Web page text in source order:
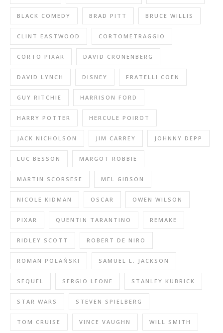
BLACK COMEDY BRAD PITT BRUCE WILLIS
CLINT EASTWOOD CORTOMETRAGGIO
CORTO PIXAR DAVID CRONENBERG
DAVID LYNCH DISNEY FRATELLI COEN
GUY RITCHIE HARRISON FORD
HARRY POTTER HERCULE POIROT
JACK NICHOLSON JIM CARREY JOHNNY DEPP
LUC BESSON MARGOT ROBBIE
MARTIN SCORSESE MEL GIBSON
NICOLE KIDMAN OSCAR OWEN WILSON
PIXAR QUENTIN TARANTINO REMAKE
RIDLEY SCOTT ROBERT DE NIRO
ROMAN POLAŃSKI SAMUEL L. JACKSON
SEQUEL SERGIO LEONE STANLEY KUBRICK
STAR WARS STEVEN SPIELBERG
TOM CRUISE VINCE VAUGHN WILL SMITH